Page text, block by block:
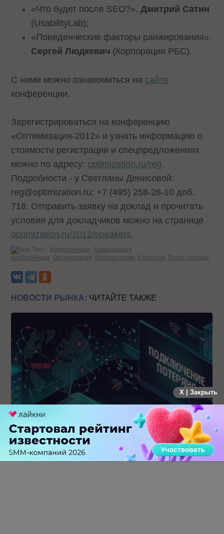
«Что будет после SEO?»,Дмитрий Сатин
(UsabilityLab);
«Поведенческие факторы ранжирования»,
Сергей Людкевич (Корпорация РБС).
С ними можно ознакомиться на сайте
конференции.
Зарегистрироваться на конференцию
«Оптимизация-2012» и узнать информацию о
стоимости регистрации и спецпредложениях
можно по адресу: optimization.ru/reg.
Подробности - у Светланы Денисовой:
reg@optimization.ru; +7 (495) 258-28-10 доб.
718. Отправить заявку на доклад и прочитать
условия для докладчиков можно на странице
optimization.ru/2012/speakers.
Теги: Конференции Ашмановская
конференция
Оптимизация Вебмастерам Клиентам Пресс-релизы
НОВОСТИ РЫНКА: ЧИТАЙТЕ ТАКЖЕ
Крупнейший сбой в рунете: пользователи не могут
попасть на популярные сайты
X | Закрыть